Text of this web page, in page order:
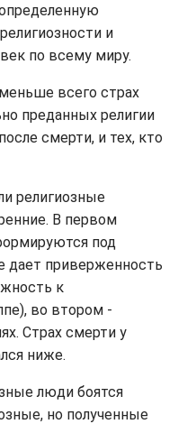
и
по всему миру.
всего страх
преданных религии
смерти, и тех, кто
религиозные
В первом
под
дает приверженность
к
во втором -
Страх смерти у
ниже.
люди боятся
но полученные